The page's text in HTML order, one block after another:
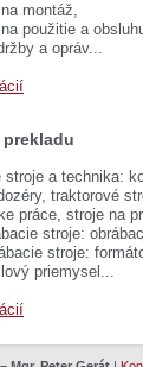
montáž,
použitie a
a opráv...
stroje a technika:
traktorové
práce, stroje na
stroje:
stroje:
priemysel...